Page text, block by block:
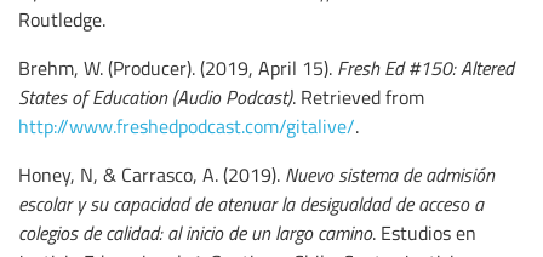
Routledge.
Brehm, W. (Producer). (2019, April 15). Fresh Ed #150: Altered
States of Education (Audio Podcast). Retrieved from
http://www.freshedpodcast.com/gitalive/.
Honey, N, & Carrasco, A. (2019). Nuevo sistema de admisión
escolar y su capacidad de atenuar la desigualdad de acceso a
colegios de calidad: al inicio de un largo camino. Estudios en